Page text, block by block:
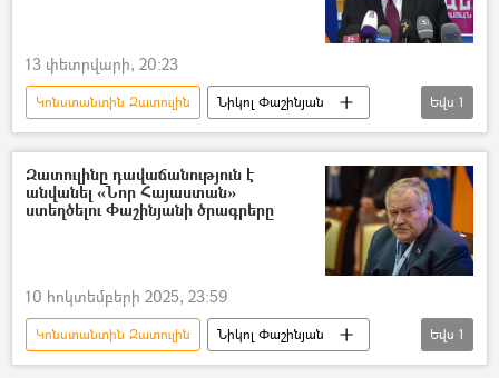
13 փետրվարի, 20:23
Կոնստանտին Զատուլին
Նիկոլ Փաշինյան
Ռուսաստան
Եվս 1
Զատուլինը դավաճանություն է
անվանել «Նոր Հայաստան»
ստեղծելու Փաշինյանի ծրագրերը
10 հոկտեմբերի 2025, 23:59
Կոնստանտին Զատուլին
Նիկոլ Փաշինյան
Հայաստան
Եվս 1